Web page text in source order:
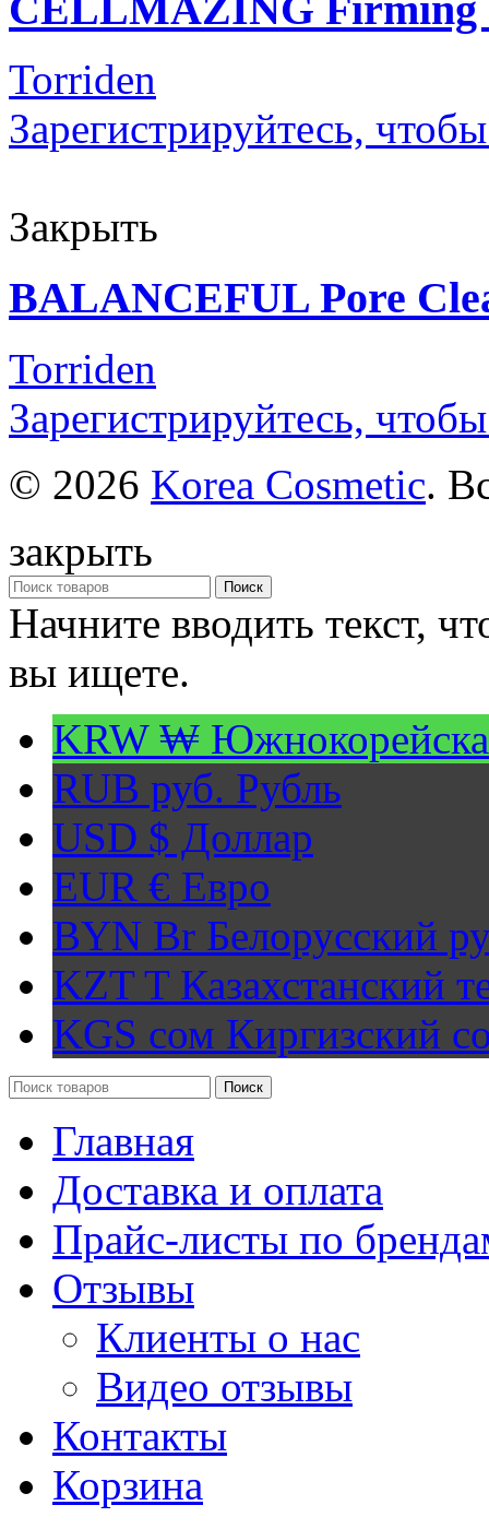
Torriden
Зарегистрируйтесь,
Закрыть
BALANCEFUL Pore
Torriden
Зарегистрируйтесь,
© 2026 Korea Cosmetic.
закрыть
Поиск
Начните вводить текст,
вы ищете.
KRW ₩
RUB руб. Рубль
USD $ Доллар
EUR € Евро
BYN Br Белорусский
KZT TКазахстанский
KGS сом Киргизский
Поиск
Главная
Доставка и оплата
Прайс-листы по
Отзывы
Клиенты о нас
Видео отзывы
Контакты
Корзина